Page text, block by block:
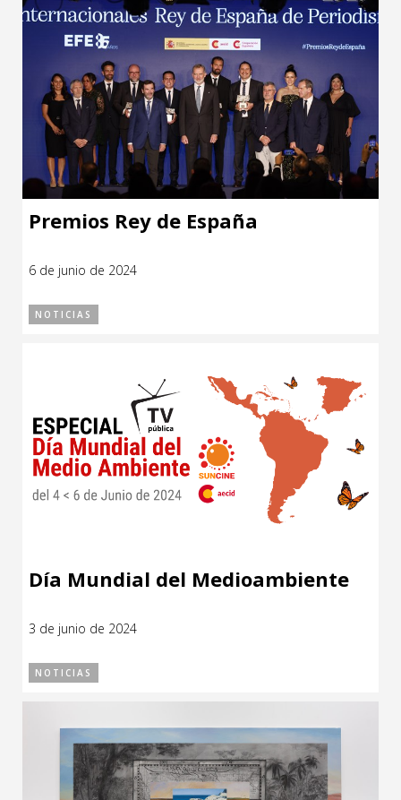
Premios Rey de España
6 de junio de 2024
NOTICIAS
Día Mundial del Medioambiente
3 de junio de 2024
NOTICIAS